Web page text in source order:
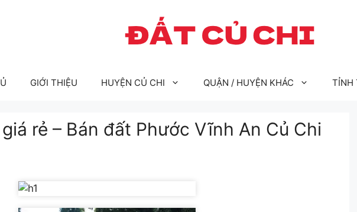
GIỚI THIỆU HUYỆN CỦ CHI QUẬN / HUYỆN KHÁC TỈNH
rẻ – Bán đất Phước Vĩnh An Củ Chi